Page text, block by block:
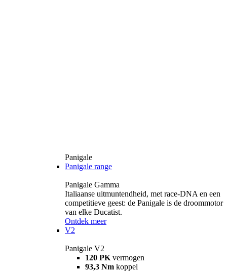
Panigale
Panigale range
Panigale Gamma
Italiaanse uitmuntendheid, met race-DNA en een
competitieve geest: de Panigale is de droommotor
van elke Ducatist.
Ontdek meer
V2
Panigale V2
120 PK vermogen
93,3 Nm koppel